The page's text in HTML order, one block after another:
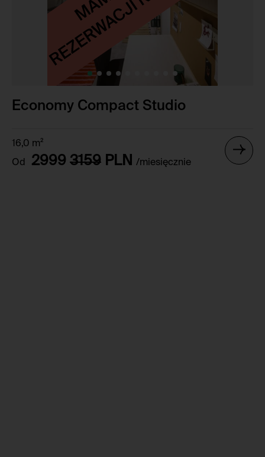
Economy Compact Studio
16,0 m²
Od
2999 3159 PLN /miesięcznie